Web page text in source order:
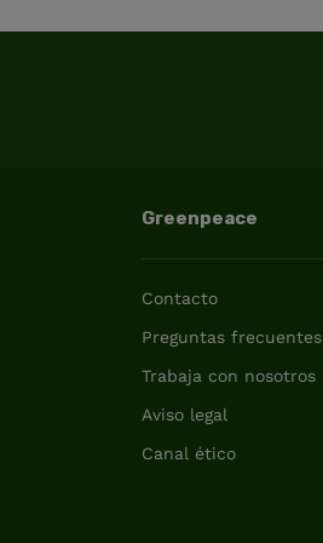
Greenpeace
Contacto
Preguntas frecuentes
Trabaja con nosotros
Aviso legal
Canal ético